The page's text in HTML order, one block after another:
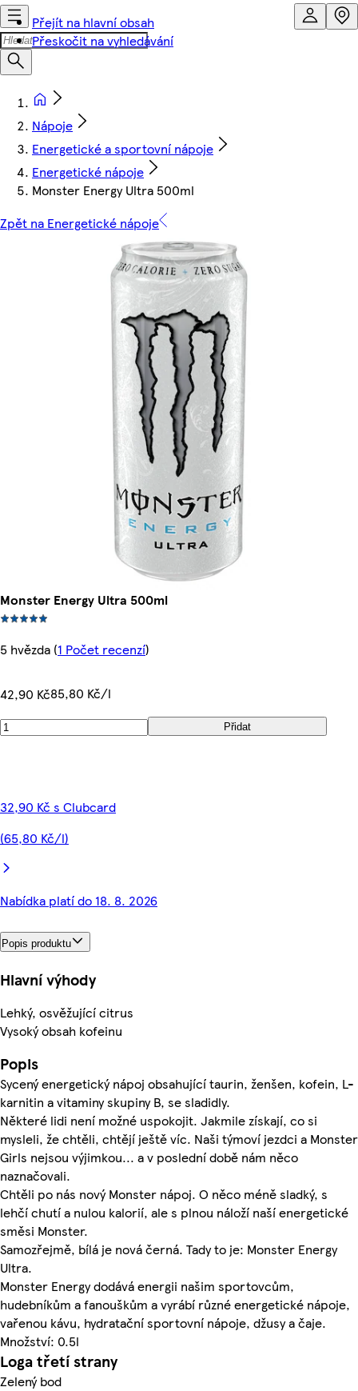
Přejít na hlavní obsah
Přeskočit na vyhledávání
Nápoje
Energetické a sportovní nápoje
Energetické nápoje
Monster Energy Ultra 500ml
Zpět na Energetické nápoje
Monster Energy Ultra 500ml
5 hvězda (1 Počet recenzí)
42,90 Kč85,80 Kč/l
Přidat
32,90 Kč s Clubcard
(65,80 Kč/l)
Nabídka platí do 18. 8. 2026
Popis produktu
Hlavní výhody
Lehký, osvěžující citrus
Vysoký obsah kofeinu
Popis
Sycený energetický nápoj obsahující taurin, ženšen, kofein, L-
karnitin a vitaminy skupiny B, se sladidly.
Některé lidi není možné uspokojit. Jakmile získají, co si
mysleli, že chtěli, chtějí ještě víc. Naši týmoví jezdci a Monster
Girls nejsou výjimkou... a v poslední době nám něco
naznačovali.
Chtěli po nás nový Monster nápoj. O něco méně sladký, s
lehčí chutí a nulou kalorií, ale s plnou náloží naší energetické
směsi Monster.
Samozřejmě, bílá je nová černá. Tady to je: Monster Energy
Ultra.
Monster Energy dodává energii našim sportovcům,
hudebníkům a fanouškům a vyrábí různé energetické nápoje,
vařenou kávu, hydratační sportovní nápoje, džusy a čaje.
Množství: 0.5l
Loga třetí strany
Zelený bod